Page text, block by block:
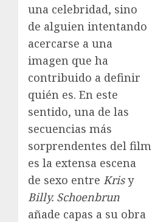
una celebridad, sino
de alguien intentando
acercarse a una
imagen que ha
contribuido a definir
quién es. En este
sentido, una de las
secuencias más
sorprendentes del film
es la extensa escena
de sexo entre Krisy
Billy. Schoenbrun
añade capas a su obra